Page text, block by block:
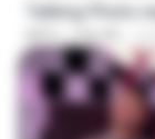
Talking
546 KB 2